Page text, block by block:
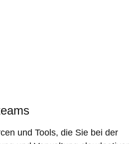
und Tools, die Sie bei der